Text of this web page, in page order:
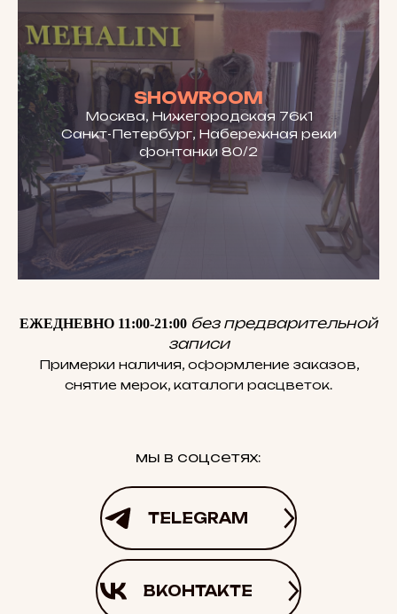
SHOWROOM
Москва, Нижегородская 76к1
Санкт-Петербург, Набережная реки
фонтанки 80/2
ЕЖЕДНЕВНО 11:00-21:00 без предварительной
записи
Примерки наличия, оформление заказов,
снятие мерок, каталоги расцветок.
мы в соцсетях:
TELEGRAM
ВКОНТАКТЕ